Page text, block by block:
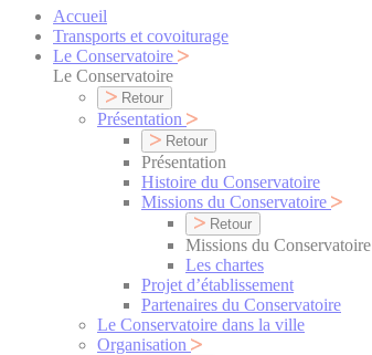
Accueil
Transports et covoiturage
Le Conservatoire
Le Conservatoire
Retour
Présentation
Retour
Présentation
Histoire du Conservatoire
Missions du Conservatoire
Retour
Missions du Conservatoire
Les chartes
Projet d’établissement
Partenaires du Conservatoire
Le Conservatoire dans la ville
Organisation